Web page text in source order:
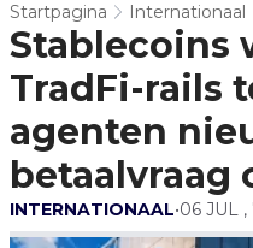
Startpagina Internationaal
Stablecoins
TradFi-rails
agenten
betaalvraag
INTERNATIONAAL•06 JUL ,